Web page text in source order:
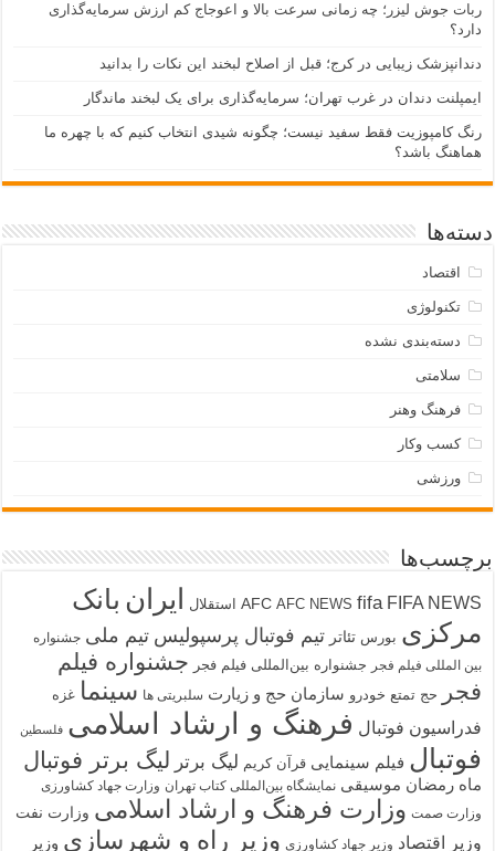
ربات جوش لیزر؛ چه زمانی سرعت بالا و اعوجاج کم ارزش سرمایه‌گذاری
دارد؟
دندانپزشک زیبایی در کرج؛ قبل از اصلاح لبخند این نکات را بدانید
ایمپلنت دندان در غرب تهران؛ سرمایه‌گذاری برای یک لبخند ماندگار
رنگ کامپوزیت فقط سفید نیست؛ چگونه شیدی انتخاب کنیم که با چهره ما
هماهنگ باشد؟
دسته‌ها
اقتصاد
تکنولوژی
دسته‌بندی نشده
سلامتی
فرهنگ وهنر
کسب وکار
ورزشی
برچسب‌ها
AFC AFC NEWS fifa FIFA NEWS استقلال ایران بانک
مرکزی بورس تئاتر تیم فوتبال پرسپولیس تیم ملی جشنواره
بین المللی فیلم فجر جشنواره بین‌المللی فیلم فجر جشنواره فیلم
فجر
حج تمتع خودرو سازمان حج و زیارت سلبریتی ها سینما غزه
فدراسیون فوتبال فرهنگ و ارشاد اسلامی فلسطین
فوتبال فیلم سینمایی قرآن کریم لیگ برتر لیگ برتر فوتبال
ماه رمضان موسیقی نمایشگاه بین‌المللی کتاب تهران وزارت جهاد کشاورزی
وزارت صمت وزارت فرهنگ و ارشاد اسلامی وزارت نفت
وزیر اقتصاد وزیر جهاد کشاورزی وزیر راه و شهرسازی وزیر